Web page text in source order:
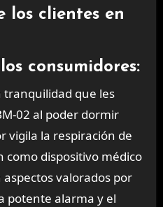
los clientes en
consumidores:
tranquilidad que les
02 al poder dormir
vigila la respiración de
como dispositivo médico
valorados por
potente alarma y el